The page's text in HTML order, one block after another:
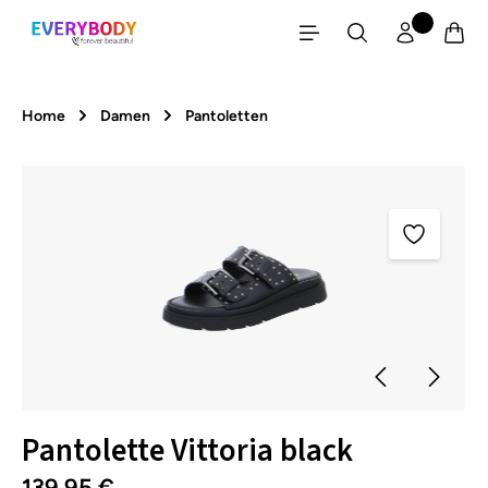
Zum Hauptinhalt springen
Home Damen Pantoletten
Pantolette Vittoria black